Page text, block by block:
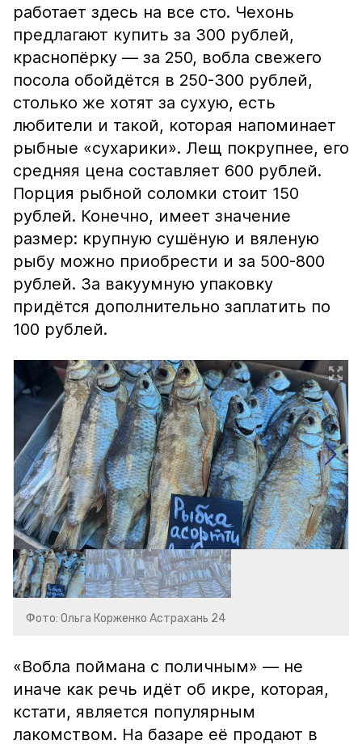
работает здесь на все сто. Чехонь
предлагают купить за 300 рублей,
краснопёрку — за 250, вобла свежего
посола обойдётся в 250-300 рублей,
столько же хотят за сухую, есть
любители и такой, которая напоминает
рыбные «сухарики». Лещ покрупнее, его
средняя цена составляет 600 рублей.
Порция рыбной соломки стоит 150
рублей. Конечно, имеет значение
размер: крупную сушёную и вяленую
рыбу можно приобрести и за 500-800
рублей. За вакуумную упаковку
придётся дополнительно заплатить по
100 рублей.
Фото: Ольга Корженко Астрахань 24
«Вобла поймана с поличным» — не
иначе как речь идёт об икре, которая,
кстати, является популярным
лакомством. На базаре её продают в